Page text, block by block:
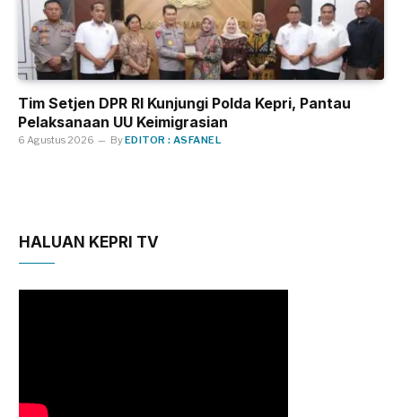
Tim Setjen DPR RI Kunjungi Polda Kepri, Pantau
Pelaksanaan UU Keimigrasian
6 Agustus 2026 ByEDITOR : ASFANEL
HALUAN KEPRI TV